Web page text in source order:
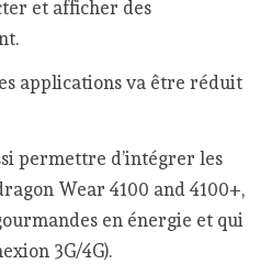
et afficher des
applications va être réduit
permettre d’intégrer les
Wear 4100 and 4100+,
en énergie et qui
3G/4G).